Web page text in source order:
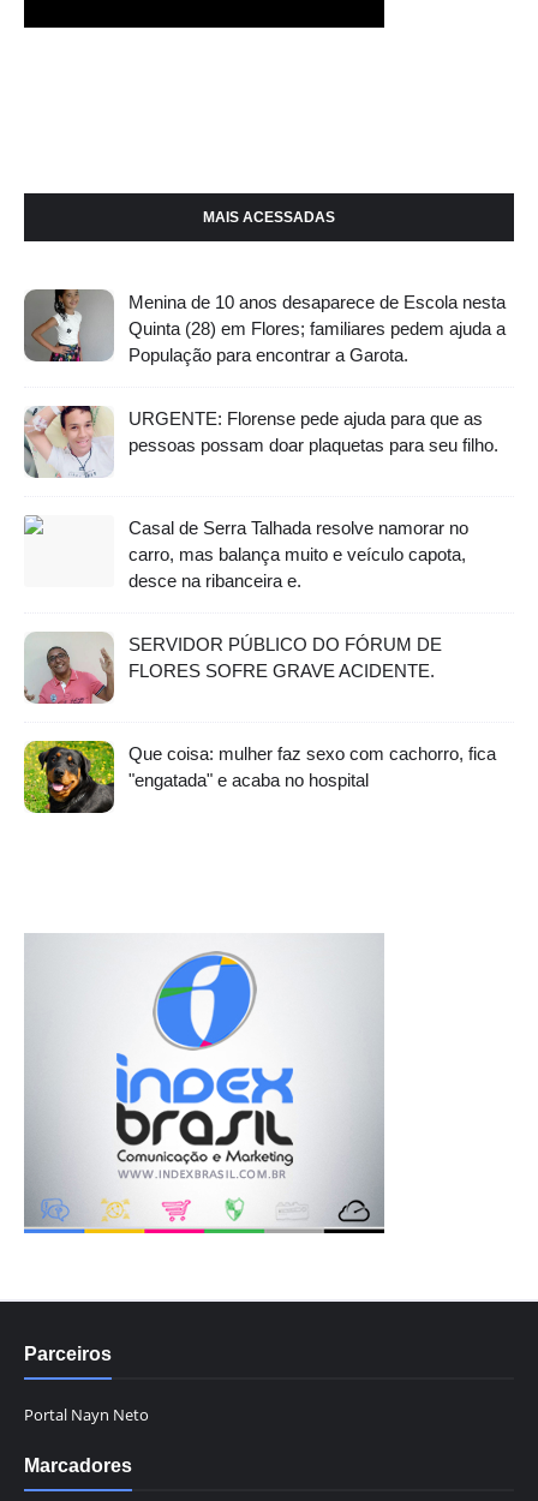
MAIS ACESSADAS
Menina de 10 anos desaparece de Escola nesta
Quinta (28) em Flores; familiares pedem ajuda a
População para encontrar a Garota.
URGENTE: Florense pede ajuda para que as
pessoas possam doar plaquetas para seu filho.
Casal de Serra Talhada resolve namorar no
carro, mas balança muito e veículo capota,
desce na ribanceira e.
SERVIDOR PÚBLICO DO FÓRUM DE
FLORES SOFRE GRAVE ACIDENTE.
Que coisa: mulher faz sexo com cachorro, fica
"engatada" e acaba no hospital
Parceiros
Portal Nayn Neto
Marcadores